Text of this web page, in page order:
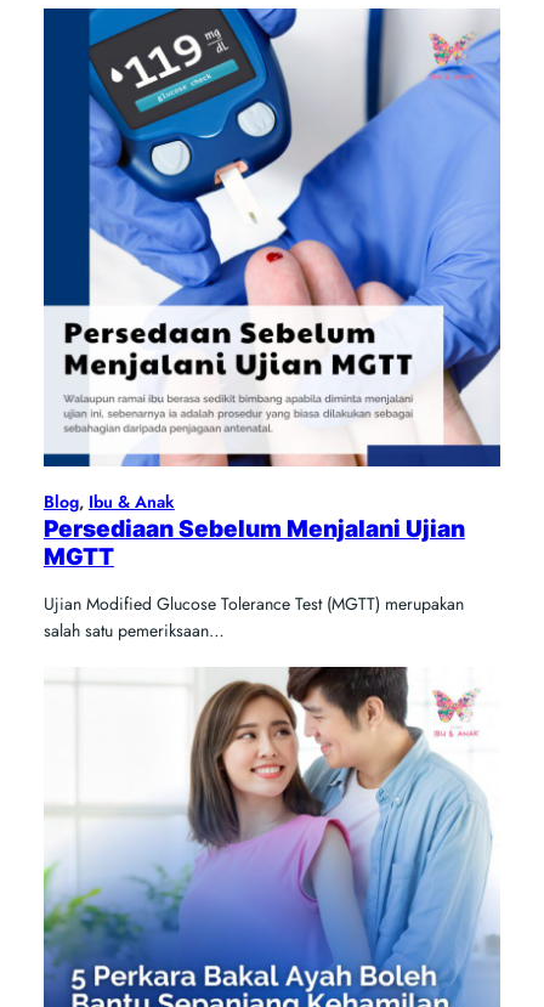
Blog, Ibu & Anak
Persediaan Sebelum Menjalani Ujian
MGTT
Ujian Modified Glucose Tolerance Test (MGTT) merupakan
salah satu pemeriksaan…